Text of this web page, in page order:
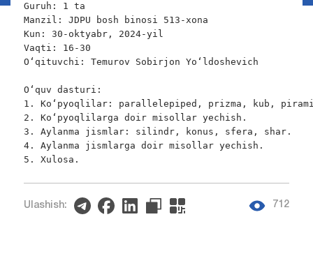
Guruh: 1 ta
Manzil: JDPU bosh binosi 513-xona
Kun: 30-oktyabr, 2024-yil
Vaqti: 16-30
O‘qituvchi: Temurov Sobirjon Yo‘ldoshevich
O‘quv dasturi:
1. Ko‘pyoqlilar: parallelepiped, prizma, kub,
2. Ko‘pyoqlilarga doir misollar yechish.
3. Aylanma jismlar: silindr, konus, sfera, shar.
4. Aylanma jismlarga doir misollar yechish.
5. Xulosa.
Ulashish: 712